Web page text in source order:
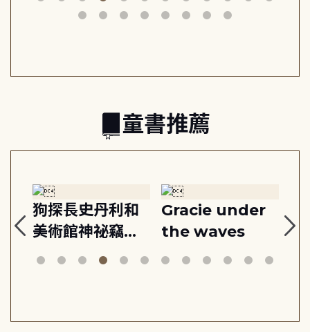
減輕身心壓力, 找
時刻, 給匱乏世代
童書推薦
狗探長史丹利和
美術館神祕竊盜
案
Gracie under
the waves